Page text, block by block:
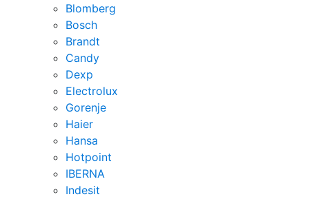
Blomberg
Bosch
Brandt
Candy
Dexp
Electrolux
Gorenje
Haier
Hansa
Hotpoint
IBERNA
Indesit